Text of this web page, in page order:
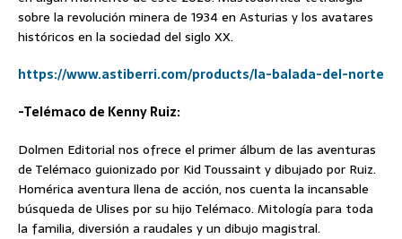
sobre la revolución minera de 1934 en Asturias y los avatares
históricos en la sociedad del siglo XX.
https://www.astiberri.com/products/la-balada-del-norte
-Telémaco de Kenny Ruiz:
Dolmen Editorial nos ofrece el primer álbum de las aventuras
de Telémaco guionizado por Kid Toussaint y dibujado por Ruiz.
Homérica aventura llena de acción, nos cuenta la incansable
búsqueda de Ulises por su hijo Telémaco. Mitología para toda
la familia, diversión a raudales y un dibujo magistral.